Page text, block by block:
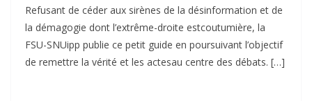
Refusant de céder aux sirènes de la désinformation et de
la démagogie dont l’extrême-droite estcoutumière, la
FSU-SNUipp publie ce petit guide en poursuivant l’objectif
de remettre la vérité et les actesau centre des débats. […]